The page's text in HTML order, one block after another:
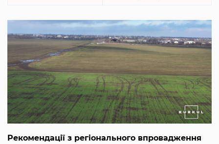
Рекомендації з регіонального впровадження